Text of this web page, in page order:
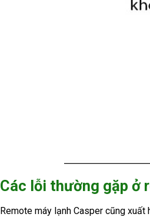
Các lỗi thường gặp ở
Remote máy lạnh Casper cũng